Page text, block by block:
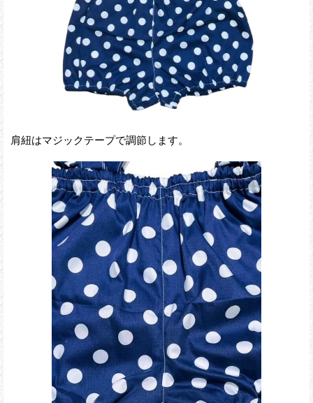
肩紐はマジックテープで調節します。